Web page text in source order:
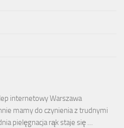
internetowy Warszawa
mamy do czynienia z trudnymi
pielęgnacja rąk staje się …